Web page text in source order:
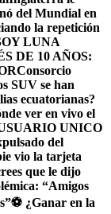
del Mundial en
la repetición
LUNA
DE 10 AÑOS:
Consorcio
SUV se han
ecuatorianas?
ver en vivo el
UNICO
del
vio la tarjeta
que le dijo
“Amigos
⚽ ¿Ganar en la